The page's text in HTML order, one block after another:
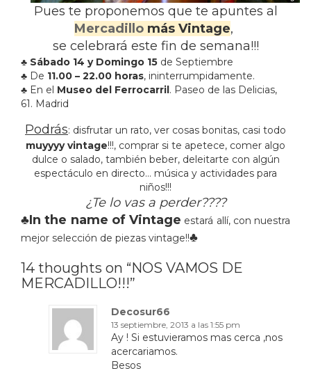
Pues te proponemos que te apuntes al
Mercadillo más Vintage,
se celebrará este fin de semana!!!
♣ Sábado 14 y Domingo 15 de Septiembre
♣ De 11.00 – 22.00 horas, ininterrumpidamente.
♣ En el Museo del Ferrocarril . Paseo de las Delicias,
61. Madrid
Podrás: disfrutar un rato, ver cosas bonitas, casi todo
muyyyy vintage!!!, comprar si te apetece, comer algo
dulce o salado, también beber, deleitarte con algún
espectáculo en directo… música y actividades para
niños!!!
¿Te lo vas a perder????
♣In the name of Vintage estará allí, con nuestra
mejor selección de piezas vintage!!♣
14 thoughts on “NOS VAMOS DE
MERCADILLO!!!”
Decosur66
13 septiembre, 2013 a las 1:55 pm
Ay ! Si estuvieramos mas cerca ,nos
acercariamos.
Besos